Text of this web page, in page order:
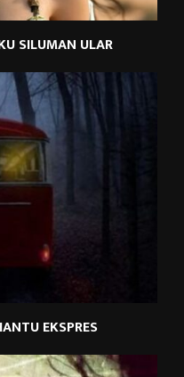
SILUMAN ULAR
EKSPRES